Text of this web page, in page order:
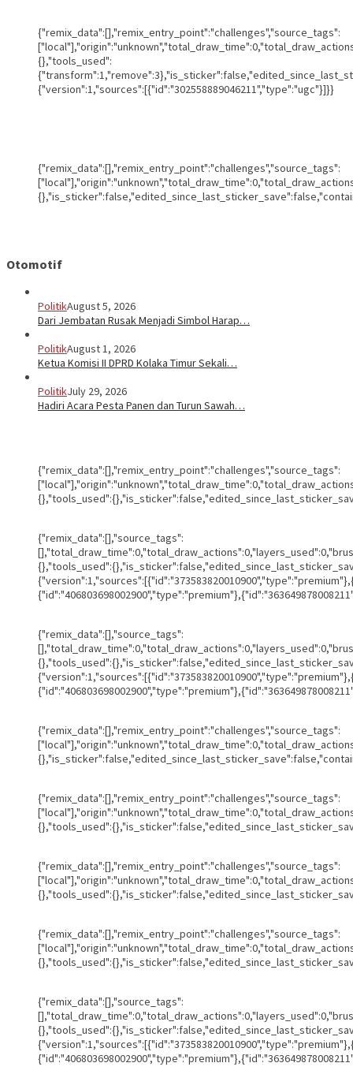
{"remix_data":[],"remix_entry_point":"challenges","source_tags":
{},"tools_used":
{"version":1,"sources":[{"id":"302558889046211","type":"ugc"}]}}
{"remix_data":[],"remix_entry_point":"challenges","source_tags":
Otomotif
PolitikAugust 5, 2026
Dari Jembatan Rusak Menjadi Simbol Harap…
PolitikAugust 1, 2026
Ketua Komisi II DPRD Kolaka Timur Sekali…
PolitikJuly 29, 2026
Hadiri Acara Pesta Panen dan Turun Sawah…
{"remix_data":[],"remix_entry_point":"challenges","source_tags":
{"remix_data":[],"source_tags":
{"remix_data":[],"source_tags":
{"remix_data":[],"remix_entry_point":"challenges","source_tags":
{"remix_data":[],"remix_entry_point":"challenges","source_tags":
{"remix_data":[],"remix_entry_point":"challenges","source_tags":
{"remix_data":[],"remix_entry_point":"challenges","source_tags":
{"remix_data":[],"source_tags":